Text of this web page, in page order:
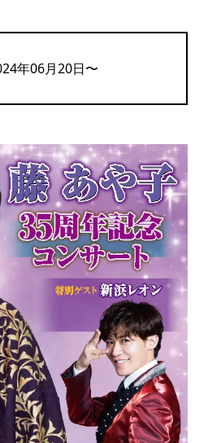
年06月20日〜